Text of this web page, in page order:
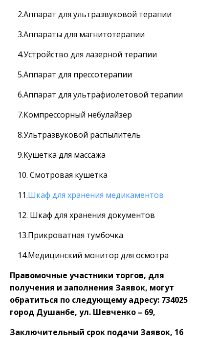
2.Аппарат для ультразвуковой терапии
3.Аппараты для магнитотерапии
4.Устройство для лазерной терапии
5.Аппарат для прессотерапии
6.Аппарат для ультрафиолетовой терапии
7.Компрессорный небулайзер
8.Ультразвуковой распылитель
9.Кушетка для массажа
10. Смотровая кушетка
11.Шкаф для хранения медикаментов
12. Шкаф для хранения документов
13.Прикроватная тумбочка
14.Медицинский монитор для осмотра
Правомочные участники торгов, для
получения и заполнения Заявок, могут
обратиться по следующему адресу: 734025
город Душанбе, ул. Шевченко – 69,
Заключительный срок подачи Заявок, 16